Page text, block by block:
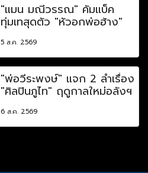
"แมน มณีวรรณ" คัมแบ็ค
ทุ่มเทสุดตัว "หัวอกพ่อฮ้าง"
5 ส.ค. 2569
"พ่อวีระพงษ์" แจก 2 ลำเรื่อง
"ศิลปินภูไท" ฤดูกาลใหม่อลังฯ
6 ส.ค. 2569